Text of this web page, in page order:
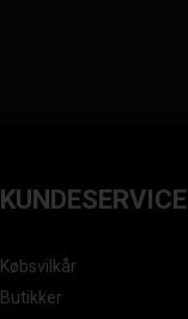
KUNDESERVICE
Købsvilkår
Butikker